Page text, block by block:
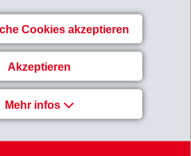
Cookies akzeptieren
Akzeptieren
Mehr infos
führt. EMS legt deshalb
auf eine genügende
den Kunden.
erwartet EMS unverändert
ein Betriebsergebnis (EBIT)